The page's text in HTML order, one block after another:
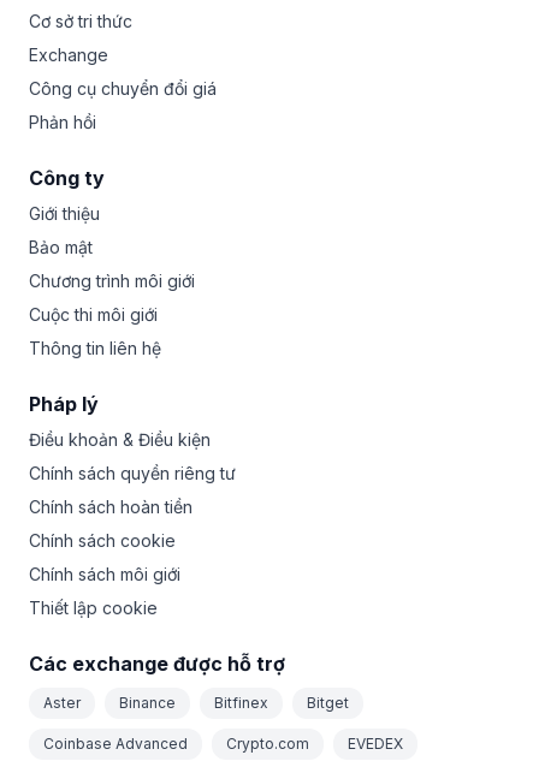
Cơ sở tri thức
Exchange
Công cụ chuyển đổi giá
Phản hồi
Công ty
Giới thiệu
Bảo mật
Chương trình môi giới
Cuộc thi môi giới
Thông tin liên hệ
Pháp lý
Điều khoản & Điều kiện
Chính sách quyền riêng tư
Chính sách hoàn tiền
Chính sách cookie
Chính sách môi giới
Thiết lập cookie
Các exchange được hỗ trợ
Aster Binance Bitfinex Bitget
Coinbase Advanced Crypto.com EVEDEX